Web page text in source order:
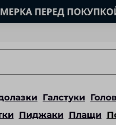
Галстуки
Пиджаки Плащи